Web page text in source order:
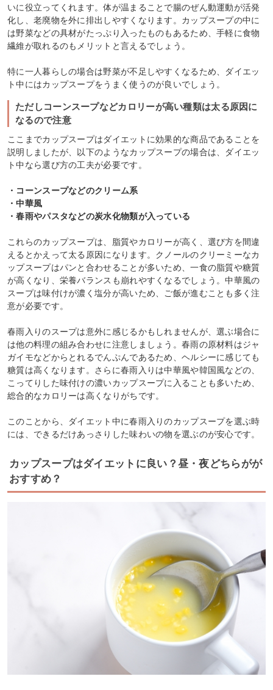
いに役立ってくれます。体が温まることで腸のぜん動運動が活発
化し、老廃物を外に排出しやすくなります。カップスープの中に
は野菜などの具材がたっぷり入ったものもあるため、手軽に食物
繊維が取れるのもメリットと言えるでしょう。
特に一人暮らしの場合は野菜が不足しやすくなるため、ダイエッ
ト中にはカップスープをうまく使うのが良いでしょう。
ただしコーンスープなどカロリーが高い種類は太る原因に
なるので注意
ここまでカップスープはダイエットに効果的な商品であることを
説明しましたが、以下のようなカップスープの場合は、ダイエッ
ト中なら選び方の工夫が必要です。
・コーンスープなどのクリーム系
・中華風
・春雨やパスタなどの炭水化物類が入っている
これらのカップスープは、脂質やカロリーが高く、選び方を間違
えるとかえって太る原因になります。クノールのクリーミーなカ
ップスープはパンと合わせることが多いため、一食の脂質や糖質
が高くなり、栄養バランスも崩れやすくなるでしょう。中華風の
スープは味付けが濃く塩分が高いため、ご飯が進むことも多く注
意が必要です。
春雨入りのスープは意外に感じるかもしれませんが、選ぶ場合に
は他の料理の組み合わせに注意しましょう。春雨の原材料はジャ
ガイモなどからとれるでんぷんであるため、ヘルシーに感じても
糖質は高くなります。さらに春雨入りは中華風や韓国風などの、
こってりした味付けの濃いカップスープに入ることも多いため、
総合的なカロリーは高くなりがちです。
このことから、ダイエット中に春雨入りのカップスープを選ぶ時
には、できるだけあっさりした味わいの物を選ぶのが安心です。
カップスープはダイエットに良い？昼・夜どちらがが
おすすめ？